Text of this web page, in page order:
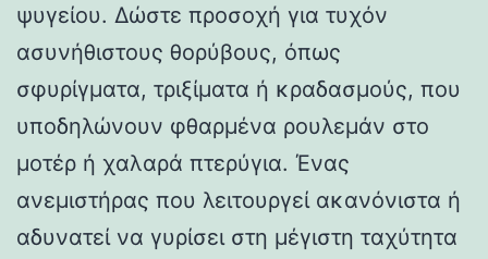
ψυγείου. Δώστε προσοχή για τυχόν
ασυνήθιστους θορύβους, όπως
σφυρίγματα, τριξίματα ή κραδασμούς, που
υποδηλώνουν φθαρμένα ρουλεμάν στο
μοτέρ ή χαλαρά πτερύγια. Ένας
ανεμιστήρας που λειτουργεί ακανόνιστα ή
αδυνατεί να γυρίσει στη μέγιστη ταχύτητα